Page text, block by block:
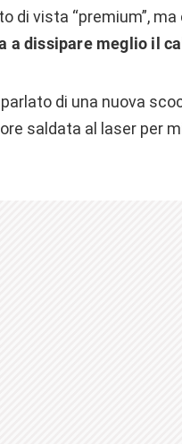
di vista “premium”, ma
a dissipare meglio il
di una nuova
saldata al laser per